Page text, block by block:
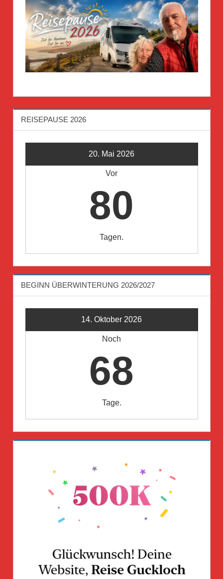
REISEPAUSE 2026
20. Mai 2026
Vor
80
Tagen.
BEGINN ÜBERWINTERUNG 2026/2027
14. Oktober 2026
Noch
68
Tage.